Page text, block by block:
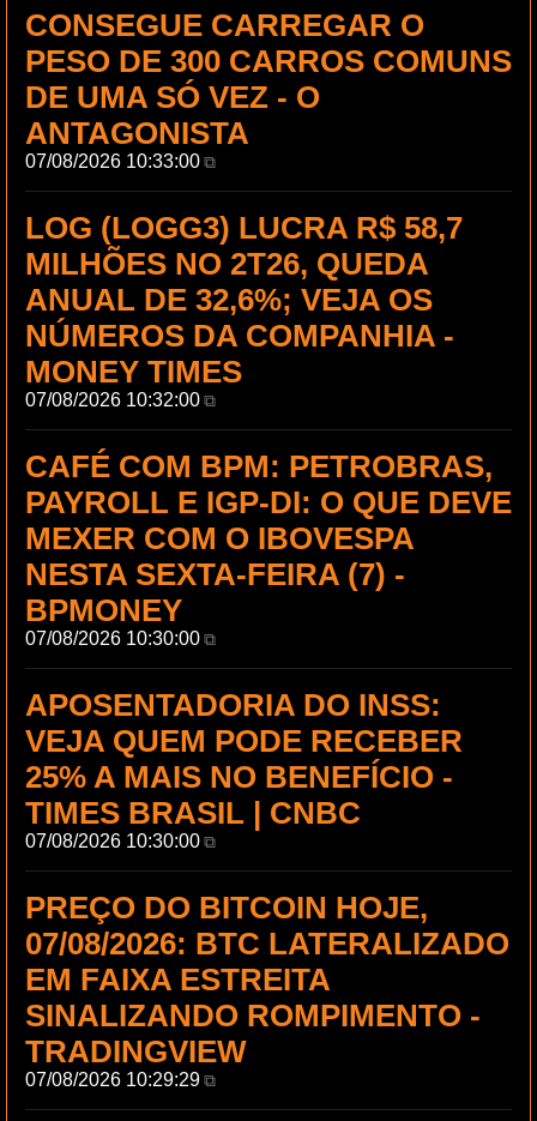
CONSEGUE CARREGAR O
PESO DE 300 CARROS COMUNS
DE UMA SÓ VEZ - O
ANTAGONISTA
07/08/2026 10:33:00⧉
LOG (LOGG3) LUCRA R$ 58,7
MILHÕES NO 2T26, QUEDA
ANUAL DE 32,6%; VEJA OS
NÚMEROS DA COMPANHIA -
MONEY TIMES
07/08/2026 10:32:00⧉
CAFÉ COM BPM: PETROBRAS,
PAYROLL E IGP-DI: O QUE DEVE
MEXER COM O IBOVESPA
NESTA SEXTA-FEIRA (7) -
BPMONEY
07/08/2026 10:30:00⧉
APOSENTADORIA DO INSS:
VEJA QUEM PODE RECEBER
25% A MAIS NO BENEFÍCIO -
TIMES BRASIL | CNBC
07/08/2026 10:30:00⧉
PREÇO DO BITCOIN HOJE,
07/08/2026: BTC LATERALIZADO
EM FAIXA ESTREITA
SINALIZANDO ROMPIMENTO -
TRADINGVIEW
07/08/2026 10:29:29⧉